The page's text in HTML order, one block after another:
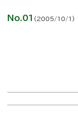
No.01 (2005/10/1)